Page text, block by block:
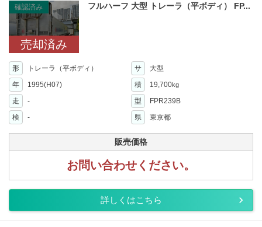
確認済み
売却済み
フルハーフ 大型 トレーラ（平ボディ） FP...
形 トレーラ（平ボディ） サ
大型
年
1995(H07) 積 19,700kg
走 - 型
FPR239B
検
- 県 東京都
販売価格
お問い合わせください。
詳しくはこちら